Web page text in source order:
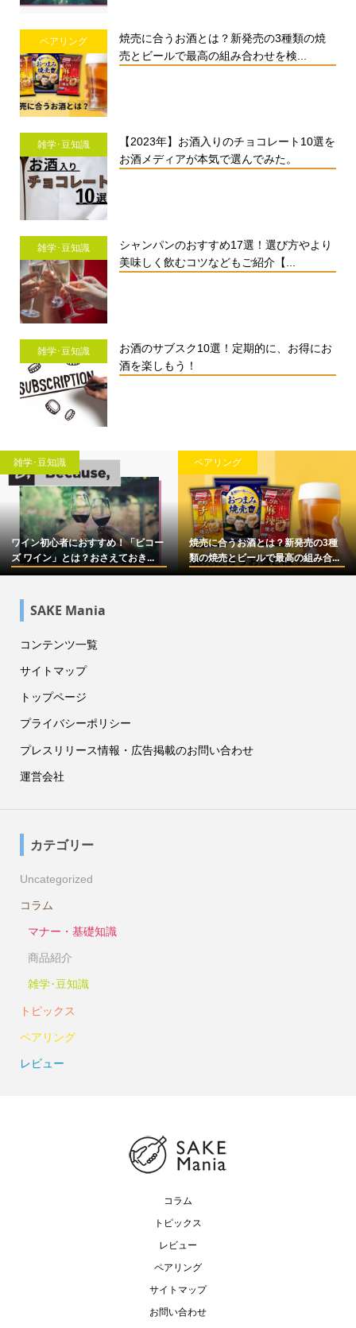
ペアリング
焼売に合うお酒とは？新発売の3種類の焼
売とビールで最高の組み合わせを検...
雑学･豆知識
【2023年】お酒入りのチョコレート10選を
お酒メディアが本気で選んでみた。
雑学･豆知識
シャンパンのおすすめ17選！選び方やより
美味しく飲むコツなどもご紹介【...
雑学･豆知識
お酒のサブスク10選！定期的に、お得にお
酒を楽しもう！
雑学･豆知識
ワイン初心者におすすめ！「ビコー
ズ ワイン」とは？おさえておき...
ペアリング
焼売に合うお酒とは？新発売の3種
類の焼売とビールで最高の組み合...
SAKE Mania
コンテンツ一覧
サイトマップ
トップページ
プライバシーポリシー
プレスリリース情報・広告掲載のお問い合わせ
運営会社
カテゴリー
Uncategorized
コラム
マナー・基礎知識
商品紹介
雑学･豆知識
トピックス
ペアリング
レビュー
コラム
トピックス
レビュー
ペアリング
サイトマップ
お問い合わせ